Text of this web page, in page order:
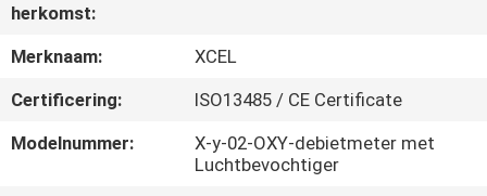
ONS
FABRIEKSREIS
KWALITEITSCONTROLE
herkomst:
Merknaam:
XCEL
Certificering:
ISO13485 / CE Certificate
Modelnummer:
X-y-02-OXY-debietmeter met
Luchtbevochtiger